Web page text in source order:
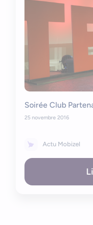
Soirée Club
25 novembre 2016
Actu Mobizel